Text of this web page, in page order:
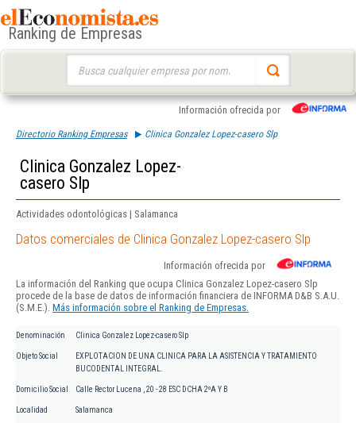
Ranking de Empresas
Información ofrecida por
Directorio Ranking Empresas Clinica Gonzalez Lopez-casero Slp
Clinica Gonzalez Lopez-
casero Slp
Actividades odontológicas | Salamanca
Datos comerciales de Clinica Gonzalez Lopez-casero Slp
Información ofrecida por
La información del Ranking que ocupa Clinica Gonzalez Lopez-casero Slp
procede de la base de datos de información financiera de INFORMA D&B S.A.U.
(S.M.E.). Más información sobre el Ranking de Empresas.
Denominación Clinica Gonzalez Lopez-casero Slp
Objeto Social
EXPLOTACION DE UNA CLINICA PARA LA ASISTENCIA Y TRATAMIENTO
BUCODENTAL INTEGRAL.
Domicilio Social Calle Rector Lucena , 20 - 28 ESC DCHA 2ºA Y B
Localidad Salamanca